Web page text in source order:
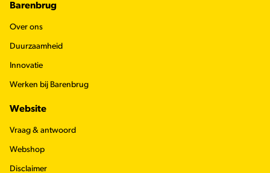
Barenbrug
Over ons
Duurzaamheid
Innovatie
Werken bij Barenbrug
Website
Vraag & antwoord
Webshop
Disclaimer